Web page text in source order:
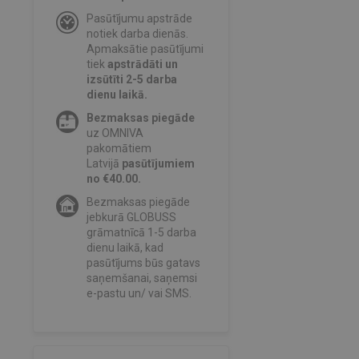
Pasūtījumu apstrāde
notiek darba dienās.
Apmaksātie pasūtījumi
tiekapstrādāti un
izsūtīti 2-5 darba
dienu laikā.
Bezmaksas piegāde
uz OMNIVA
pakomātiem
Latvijā pasūtījumiem
no €40.00.
Bezmaksas piegāde
jebkurā GLOBUSS
grāmatnīcā 1-5 darba
dienu laikā, kad
pasūtījums būs gatavs
saņemšanai, saņemsi
e-pastu un/ vai SMS.